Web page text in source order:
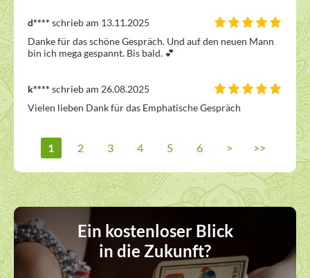
d**** schrieb am 13.11.2025
Danke für das schöne Gespräch. Und auf den neuen Mann
bin ich mega gespannt. Bis bald. 💕
k**** schrieb am 26.08.2025
Vielen lieben Dank für das Emphatische Gespräch
1 2 3 4 5 6 > >>
Ein kostenloser Blick
in die Zukunft?